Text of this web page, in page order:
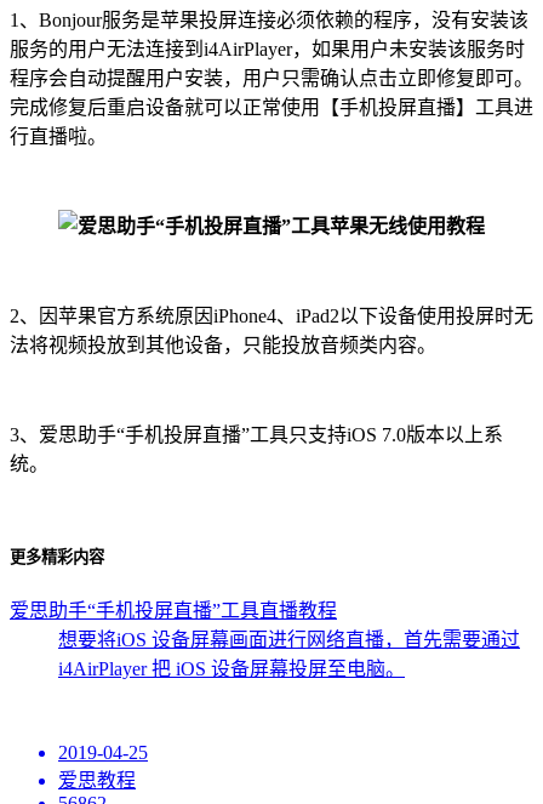
1、Bonjour服务是苹果投屏连接必须依赖的程序，没有安装该
服务的用户无法连接到i4AirPlayer，如果用户未安装该服务时
程序会自动提醒用户安装，用户只需确认点击立即修复即可。
完成修复后重启设备就可以正常使用【手机投屏直播】工具进
行直播啦。
2、因苹果官方系统原因iPhone4、iPad2以下设备使用投屏时无
法将视频投放到其他设备，只能投放音频类内容。
3、爱思助手“手机投屏直播”工具只支持iOS 7.0版本以上系
统。
更多精彩内容
爱思助手“手机投屏直播”工具直播教程
想要将iOS 设备屏幕画面进行网络直播，首先需要通过
i4AirPlayer 把 iOS 设备屏幕投屏至电脑。
2019-04-25
爱思教程